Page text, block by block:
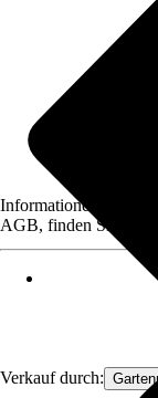
Verkauf durch:
Informationen des
AGB, finden Sie bei